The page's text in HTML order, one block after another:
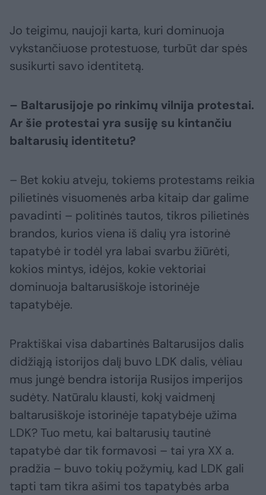
Jo teigimu, naujoji karta, kuri dominuoja
vykstančiuose protestuose, turbūt dar spės
susikurti savo identitetą.
– Baltarusijoje po rinkimų vilnija protestai.
Ar šie protestai yra susiję su kintančiu
baltarusių identitetu?
– Bet kokiu atveju, tokiems protestams reikia
pilietinės visuomenės arba kitaip dar galime
pavadinti – politinės tautos, tikros pilietinės
brandos, kurios viena iš dalių yra istorinė
tapatybė ir todėl yra labai svarbu žiūrėti,
kokios mintys, idėjos, kokie vektoriai
dominuoja baltarusiškoje istorinėje
tapatybėje.
Praktiškai visa dabartinės Baltarusijos dalis
didžiąją istorijos dalį buvo LDK dalis, vėliau
mus jungė bendra istorija Rusijos imperijos
sudėty. Natūralu klausti, kokį vaidmenį
baltarusiškoje istorinėje tapatybėje užima
LDK? Tuo metu, kai baltarusių tautinė
tapatybė dar tik formavosi – tai yra XX a.
pradžia – buvo tokių požymių, kad LDK gali
tapti tam tikra ašimi tos tapatybės arba